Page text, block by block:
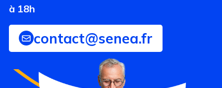
à 18h
contact@senea.fr